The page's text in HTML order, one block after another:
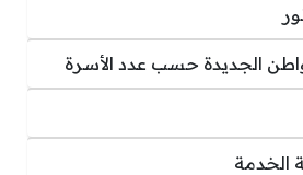
الجديدة حسب عدد الأسرة
الخدمة